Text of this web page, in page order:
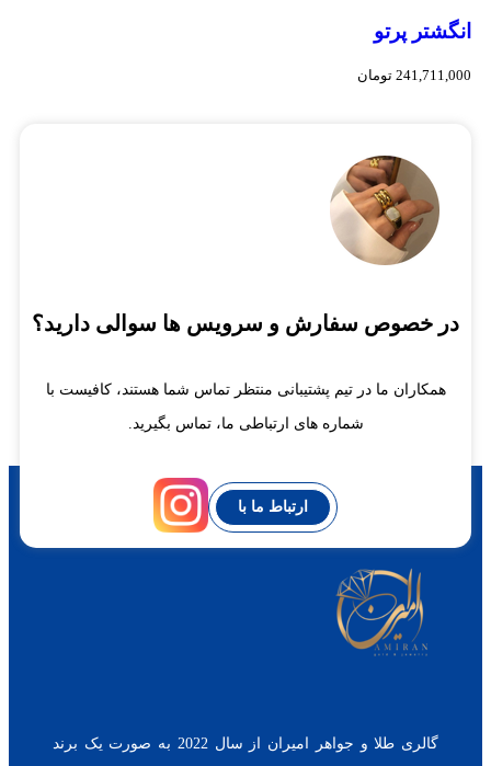
انگشتر پرتو
241,711,000 تومان
در خصوص سفارش و سرویس ها سوالی دارید؟
همکاران ما در تیم پشتیبانی منتظر تماس شما هستند، کافیست با
شماره های ارتباطی ما، تماس بگیرید.
ارتباط ما با
گالری طلا و جواهر امیران از سال 2022 به صورت یک برند